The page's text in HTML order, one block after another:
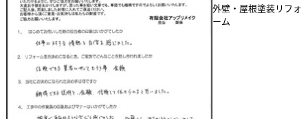
外壁・屋根塗装リフォ
ーム